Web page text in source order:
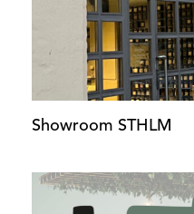
Showroom STHLM